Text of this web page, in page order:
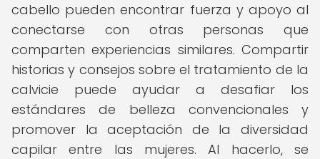
cabello pueden encontrar fuerza y ​​apoyo al
conectarse con otras personas que
comparten experiencias similares. Compartir
historias y consejos sobre el tratamiento de la
calvicie puede ayudar a desafiar los
estándares de belleza convencionales y
promover la aceptación de la diversidad
capilar entre las mujeres. Al hacerlo, se